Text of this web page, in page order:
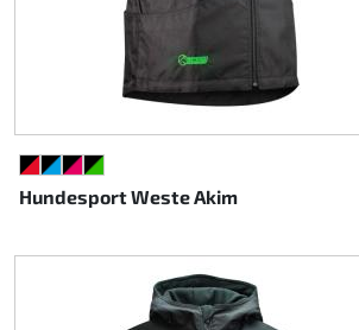
Hundesport Weste Akim
SCHWARZ/ROT
SCHWARZ/CYAN
SCHWARZ/PINK
SCHWARZ/GRÜN